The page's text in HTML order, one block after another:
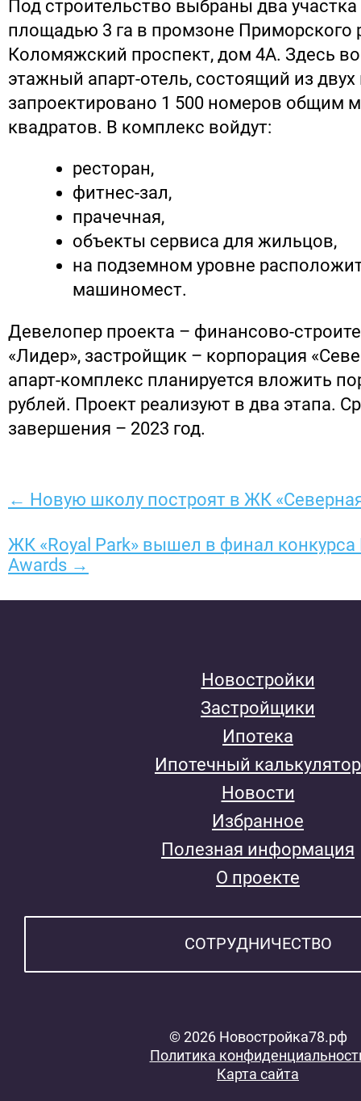
Под строительство выбраны два
площадью 3 га в промзоне Приморского
Коломяжский проспект, дом 4А. Здесь
этажный апарт-отель, состоящий из
запроектировано 1 500 номеров общим
квадратов. В комплекс войдут:
ресторан,
фитнес-зал,
прачечная,
объекты сервиса для жильцов,
на подземном уровне
машиномест.
Девелопер проекта – финансово-
«Лидер», застройщик – корпорация
апарт-комплекс планируется вложить
рублей. Проект реализуют в два этапа.
завершения – 2023 год.
← Новую школу построят в ЖК
ЖК «Royal Park» вышел в финал конкурса
Awards →
Новостройки
Застройщики
Ипотека
Ипотечный калькулятор
Новости
Избранное
Полезная информация
О проекте
СОТРУДНИЧЕСТВО
© 2026 Новостройка78.рф
Политика
Карта сайта